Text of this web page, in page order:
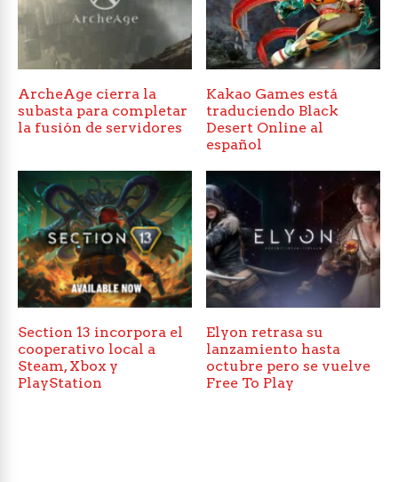
ArcheAge cierra la
subasta para completar
la fusión de servidores
Kakao Games está
traduciendo Black
Desert Online al
español
Section 13 incorpora el
cooperativo local a
Steam, Xbox y
PlayStation
Elyon retrasa su
lanzamiento hasta
octubre pero se vuelve
Free To Play